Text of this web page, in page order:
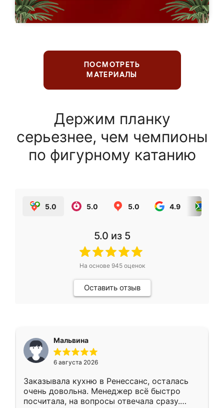
ПОСМОТРЕТЬ
МАТЕРИАЛЫ
Держим планку
серьезнее, чем чемпионы
по фигурному катанию
5.0 5.0 5.0 4.9
5.0 из 5
На основе 945оценок
Оставить отзыв
Мальвина
6 августа 2026
Заказывала кухню в Ренессанс, осталась
очень довольна. Менеджер всё быстро
посчитала, на вопросы отвечала сразу.